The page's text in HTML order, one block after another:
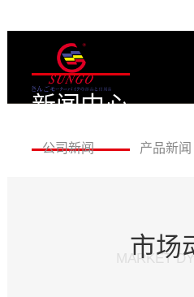
新闻中心
公司新闻
产品新闻
市场
MARKET